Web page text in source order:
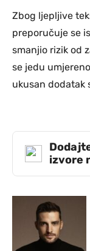
Zbog ljepljive
preporučuje se
smanjio rizik od
se jedu
ukusan dodatak
izvore